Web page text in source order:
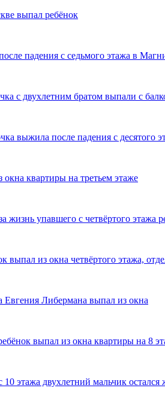
выпал ребёнок
падения с седьмого этажа в
с двухлетним братом выпали с
выжила после падения с десятого
квартиры на третьем этаже
жизнь упавшего с четвёртого этажа
выпал из окна четвёртого этажа,
Евгения Либермана выпал из окна
выпал из окна квартиры на 8
этажа двухлетний мальчик остался